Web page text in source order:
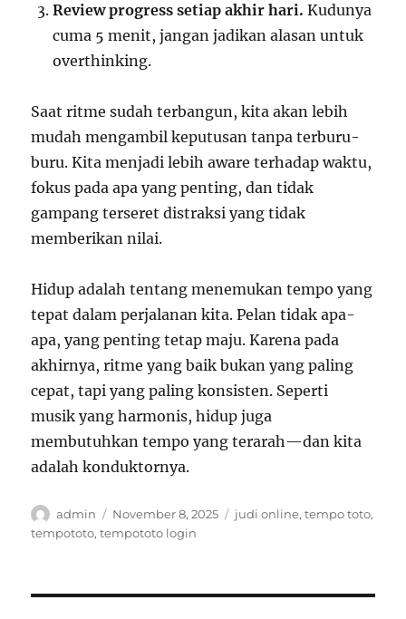
Review progress setiap akhir hari. Kudunya
cuma 5 menit, jangan jadikan alasan untuk
overthinking.
Saat ritme sudah terbangun, kita akan lebih
mudah mengambil keputusan tanpa terburu-
buru. Kita menjadi lebih aware terhadap waktu,
fokus pada apa yang penting, dan tidak
gampang terseret distraksi yang tidak
memberikan nilai.
Hidup adalah tentang menemukan tempo yang
tepat dalam perjalanan kita. Pelan tidak apa-
apa, yang penting tetap maju. Karena pada
akhirnya, ritme yang baik bukan yang paling
cepat, tapi yang paling konsisten. Seperti
musik yang harmonis, hidup juga
membutuhkan tempo yang terarah—dan kita
adalah konduktornya.
Author
admin
Posted
on
November 8, 2025 Tags
judi online,tempo toto,
tempototo,tempototo login